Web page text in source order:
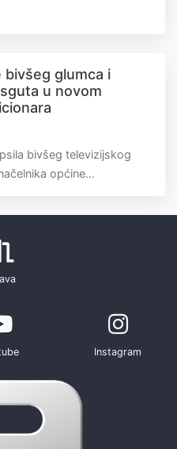
bivšeg glumca i
u novom
bivšeg televizijskog
općine...
Instagram